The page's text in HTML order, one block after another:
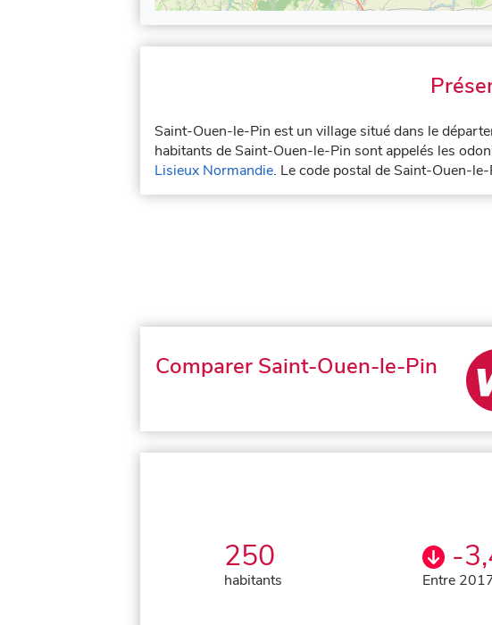
Saint-Ouen-le-Pin est un village situé dans le
habitants de Saint-Ouen-le-Pin sont appelés les
Lisieux Normandie. Le code postal de Saint-Ouen-
Comparer Saint-Ouen-le-Pin
250
habitants
-
Entre